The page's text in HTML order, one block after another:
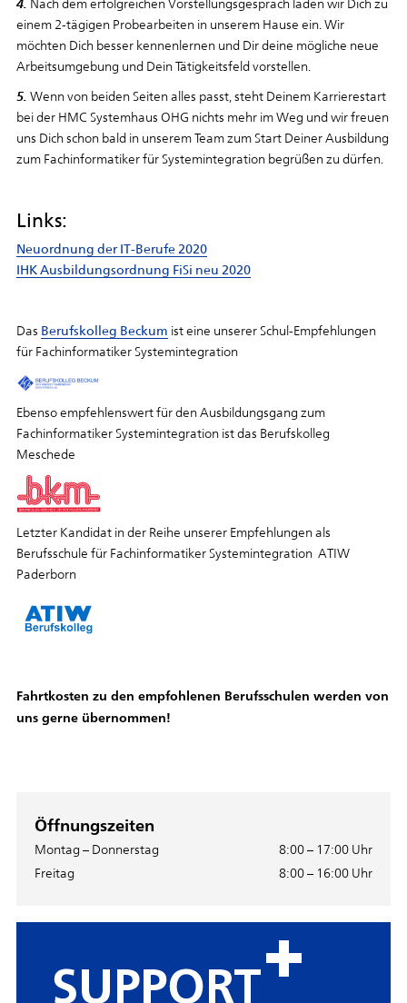
4. Nach dem erfolgreichen Vorstellungsgespräch laden wir Dich zu
einem 2-tägigen Probearbeiten in unserem Hause ein. Wir
möchten Dich besser kennenlernen und Dir deine mögliche neue
Arbeitsumgebung und Dein Tätigkeitsfeld vorstellen.
5. Wenn von beiden Seiten alles passt, steht Deinem Karrierestart
bei der HMC Systemhaus OHG nichts mehr im Weg und wir freuen
uns Dich schon bald in unserem Team zum Start Deiner Ausbildung
zum Fachinformatiker für Systemintegration begrüßen zu dürfen.
Links:
Neuordnung der IT-Berufe 2020
IHK Ausbildungsordnung FiSi neu 2020
Das Berufskolleg Beckum ist eine unserer Schul-Empfehlungen
für Fachinformatiker Systemintegration
Ebenso empfehlenswert für den Ausbildungsgang zum
Fachinformatiker Systemintegration ist das Berufskolleg
Meschede
Letzter Kandidat in der Reihe unserer Empfehlungen als
Berufsschule für Fachinformatiker Systemintegration ATIW
Paderborn
Fahrtkosten zu den empfohlenen Berufsschulen werden von
uns gerne übernommen!
Öffnungszeiten
Montag – Donnerstag
8:00 – 17:00 Uhr
Freitag
8:00 – 16:00 Uhr